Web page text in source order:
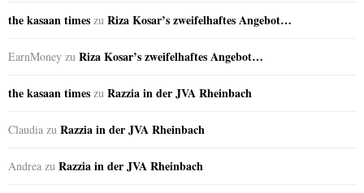
the kasaan times zu Riza Kosar’s zweifelhaftes Angebot…
EarnMoney zu Riza Kosar’s zweifelhaftes Angebot…
the kasaan times zu Razzia in der JVA Rheinbach
Claudia zu Razzia in der JVA Rheinbach
Andrea zu Razzia in der JVA Rheinbach